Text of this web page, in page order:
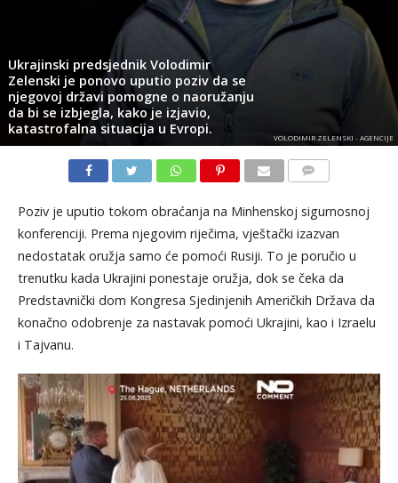
Ukrajinski predsjednik Volodimir
Zelenski je ponovo uputio poziv da se
njegovoj državi pomogne o naoružanju
da bi se izbjegla, kako je izjavio,
katastrofalna situacija u Evropi.
VOLODIMIR ZELENSKI - AGENCIJE
Poziv je uputio tokom obraćanja na Minhenskoj sigurnosnoj
konferenciji. Prema njegovim riječima, vještački izazvan
nedostatak oružja samo će pomoći Rusiji. To je poručio u
trenutku kada Ukrajini ponestaje oružja, dok se čeka da
Predstavnički dom Kongresa Sjedinjenih Američkih Država da
konačno odobrenje za nastavak pomoći Ukrajini, kao i Izraelu
i Tajvanu.